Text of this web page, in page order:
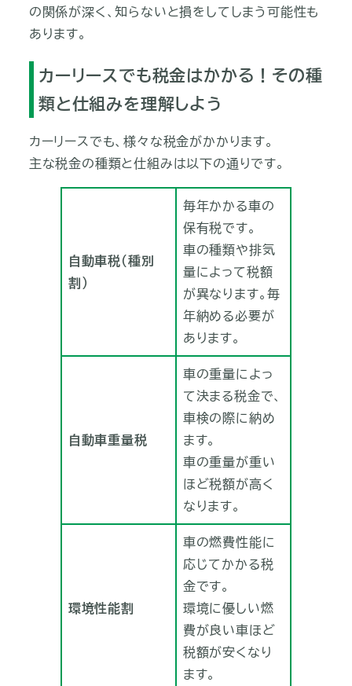
の関係が深く、知らないと損をしてしまう可能性も
あります。
カーリースでも税金はかかる！その種
類と仕組みを理解しよう
カーリースでも、様々な税金がかかります。
主な税金の種類と仕組みは以下の通りです。
自動車税（種別
割）
毎年かかる車の
保有税です。
車の種類や排気
量によって税額
が異なります。毎
年納める必要が
あります。
自動車重量税
車の重量によっ
て決まる税金で、
車検の際に納め
ます。
車の重量が重い
ほど税額が高く
なります。
環境性能割
車の燃費性能に
応じてかかる税
金です。
環境に優しい燃
費が良い車ほど
税額が安くなり
ます。